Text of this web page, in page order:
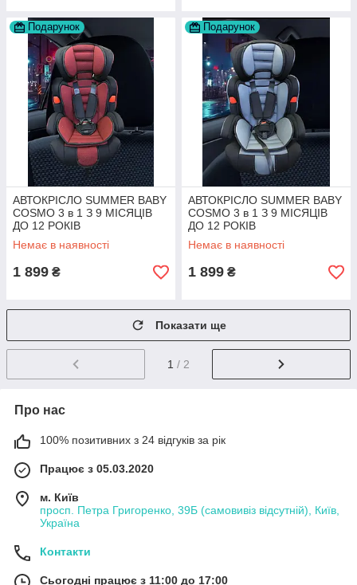
Подарунок
АВТОКРІСЛО SUMMER BABY
COSMO 3 в 1 З 9 МІСЯЦІВ
ДО 12 РОКІВ
Немає в наявності
1 899 ₴
Подарунок
АВТОКРІСЛО SUMMER BABY
COSMO 3 в 1 З 9 МІСЯЦІВ
ДО 12 РОКІВ
Немає в наявності
1 899 ₴
Показати ще
1 / 2
Про нас
100% позитивних з 24 відгуків за рік
Працює з 05.03.2020
м. Київ
просп. Петра Григоренко, 39Б (самовивіз відсутній), Київ,
Україна
Контакти
Сьогодні працює з 11:00 до 17:00